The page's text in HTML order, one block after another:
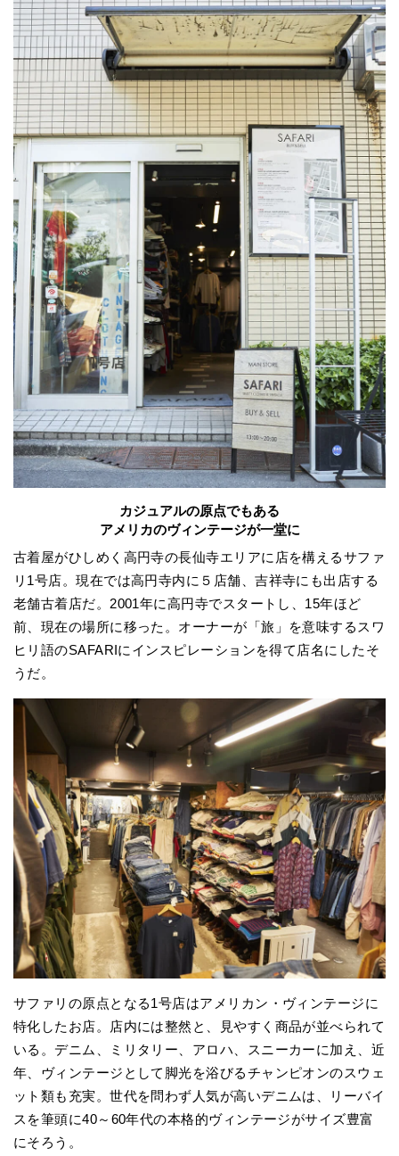
カジュアルの原点でもある
アメリカのヴィンテージが一堂に
古着屋がひしめく高円寺の長仙寺エリアに店を構えるサファ
リ1号店。現在では高円寺内に５店舗、吉祥寺にも出店する
老舗古着店だ。2001年に高円寺でスタートし、15年ほど
前、現在の場所に移った。オーナーが「旅」を意味するスワ
ヒリ語のSAFARIにインスピレーションを得て店名にしたそ
うだ。
サファリの原点となる1号店はアメリカン・ヴィンテージに
特化したお店。店内には整然と、見やすく商品が並べられて
いる。デニム、ミリタリー、アロハ、スニーカーに加え、近
年、ヴィンテージとして脚光を浴びるチャンピオンのスウェ
ット類も充実。世代を問わず人気が高いデニムは、リーバイ
スを筆頭に40～60年代の本格的ヴィンテージがサイズ豊富
にそろう。